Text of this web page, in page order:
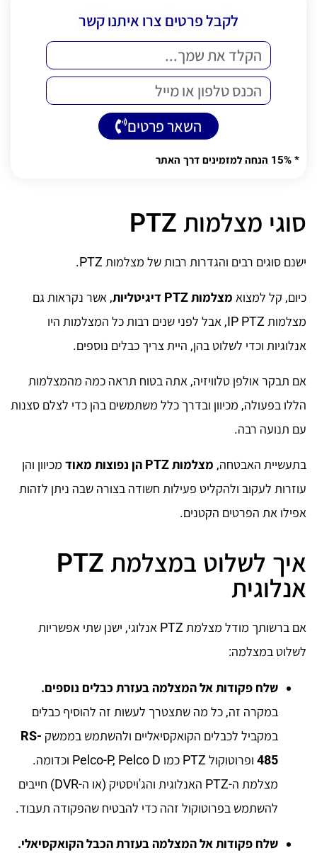
לקבל פרטים צרו איתנו קשר
השאר פרטים
Alternative: * 15% הנחה למזמינים דרך האתר
סוגי מצלמות PTZ
ישנם סוגים רבים והגדרות רבות של מצלמות PTZ.
כיום, קל למצוא מצלמותPTZ דיגיטליות, אשר נקראות גם
מצלמות IP PTZ, אבל לפני שנים רבות כל המצלמות היו
אנלוגיות וכדי לשלוט בהן, היית צריך כבלים נוספים.
אם תבקר אולפן טלוויזיה, אתה בטוח תראה כמה מהמצלמות
הללו בפעולה, מכיוון ובדרך כלל משתמשים בהן כדי לצלם סצנות
עם תנועה רבה.
בתעשיית האבטחה, מצלמותPTZ הן נפוצות מאוד מכיוון והן
עוזרות לעקוב ולהקליט פעילות חשודה בצורה שבה ניתן לזהות
אפילו את הפרטים הקטנים.
איך לשלוט במצלמת PTZ
אנלוגית
אם ברשותך מודל מצלמת PTZ אנלוגי, ישנן שתי אפשריות
לשלוט במצלמה:
שלח פקודות אל המצלמה בעזרת כבלים נוספים.
במקרה זה, כל מה שתצטרך לעשות זה להוסיף כבלים
במקביל לכבלים הקואקסיאליים ולהשתמש בממשק RS-
485
ופרוטוקול PTZ כמו Pelco-P, Pelco D וכדומה.
מצלמת ה-PTZ האנלוגית והג'ויסטיק (או ה-DVR) חייבים
להשתמש בפרוטוקול זהה כדי להבטיח שהפקודה תעבוד.
שלח פקודות אל המצלמה בעזרת הכבל הקואקסיאלי.